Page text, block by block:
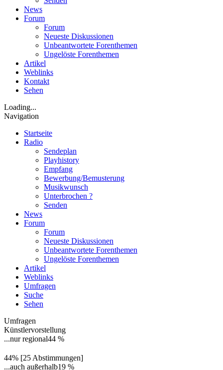
News
Forum
Forum
Neueste Diskussionen
Unbeantwortete Forenthemen
Ungelöste Forenthemen
Artikel
Weblinks
Kontakt
Sehen
Loading...
Navigation
Startseite
Radio
Sendeplan
Playhistory
Empfang
Bewerbung/Bemusterung
Musikwunsch
Unterbrochen ?
Senden
News
Forum
Forum
Neueste Diskussionen
Unbeantwortete Forenthemen
Ungelöste Forenthemen
Artikel
Weblinks
Umfragen
Suche
Sehen
Umfragen
Künstlervorstellung
...nur regional44 %
44% [25 Abstimmungen]
...auch außerhalb19 %